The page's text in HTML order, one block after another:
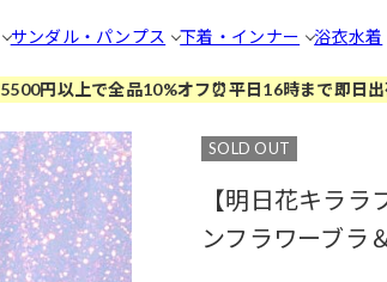
サンダル・パンプス 下着・インナー 浴衣水着
5500円以上で全品10%オフ⏰平日16時まで即日
SOLD OUT
【明日花キラ
ンフラワーブラ